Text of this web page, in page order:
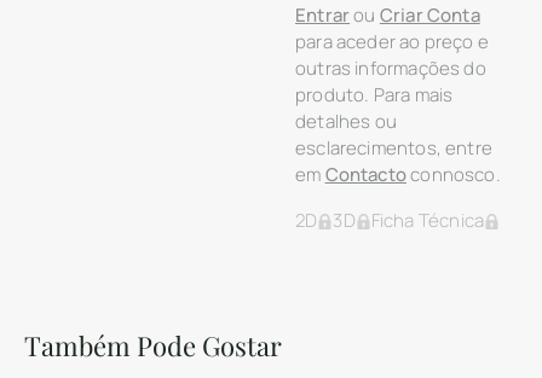
Entrarou Criar Conta
para aceder ao preço e
outras informações do
produto. Para mais
detalhes ou
esclarecimentos, entre
emContactoconnosco.
2D
3D Ficha Técnica
Também Pode Gostar